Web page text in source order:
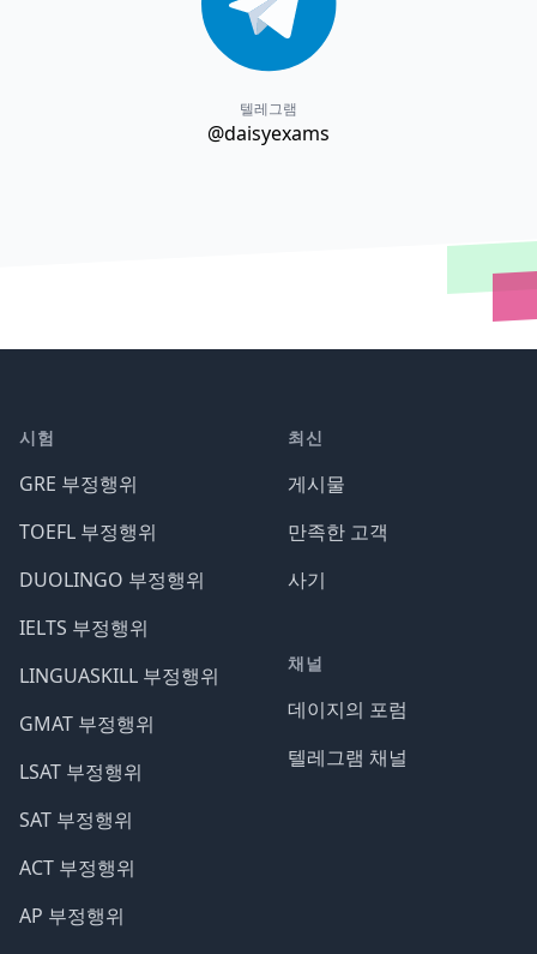
텔레그램
@daisyexams
시험
GRE 부정행위
TOEFL 부정행위
DUOLINGO 부정행위
IELTS 부정행위
LINGUASKILL 부정행위
GMAT 부정행위
LSAT 부정행위
SAT 부정행위
ACT 부정행위
AP 부정행위
최신
게시물
만족한 고객
사기
채널
데이지의 포럼
텔레그램 채널